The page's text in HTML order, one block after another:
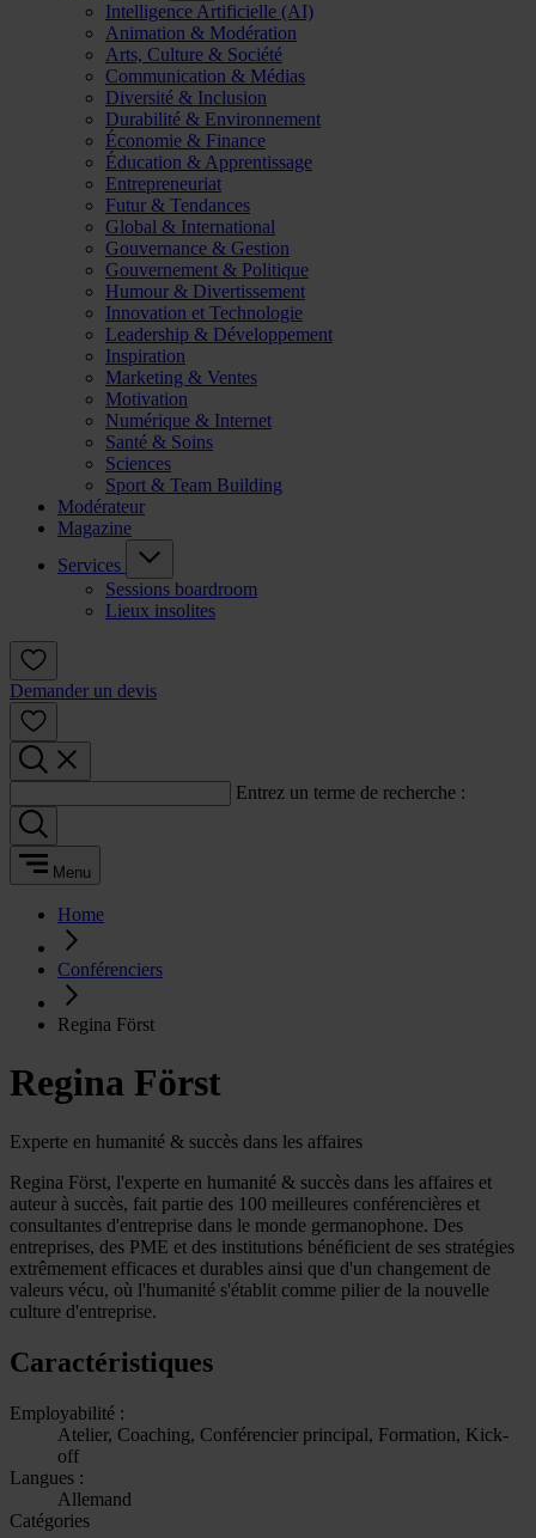
Intelligence Artificielle (AI)
Animation & Modération
Arts, Culture & Société
Communication & Médias
Diversité & Inclusion
Durabilité & Environnement
Économie & Finance
Éducation & Apprentissage
Entrepreneuriat
Futur & Tendances
Global & International
Gouvernance & Gestion
Gouvernement & Politique
Humour & Divertissement
Innovation et Technologie
Leadership & Développement
Inspiration
Marketing & Ventes
Motivation
Numérique & Internet
Santé & Soins
Sciences
Sport & Team Building
Modérateur
Magazine
Services
Sessions boardroom
Lieux insolites
Demander un devis
Entrez un terme de recherche :
Menu
Home
Conférenciers
Regina Först
Regina Först
Experte en humanité & succès dans les affaires
Regina Först, l'experte en humanité & succès dans les affaires et
auteur à succès, fait partie des 100 meilleures conférencières et
consultantes d'entreprise dans le monde germanophone. Des
entreprises, des PME et des institutions bénéficient de ses stratégies
extrêmement efficaces et durables ainsi que d'un changement de
valeurs vécu, où l'humanité s'établit comme pilier de la nouvelle
culture d'entreprise.
Caractéristiques
Employabilité :
Atelier, Coaching, Conférencier principal, Formation, Kick-
off
Langues :
Allemand
Catégories